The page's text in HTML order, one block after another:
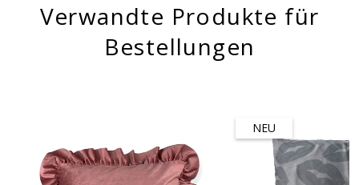
Verwandte Produkte für
Bestellungen
NEU